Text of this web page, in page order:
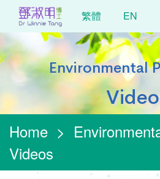
繁體 EN
Environmental
Home >
Videos